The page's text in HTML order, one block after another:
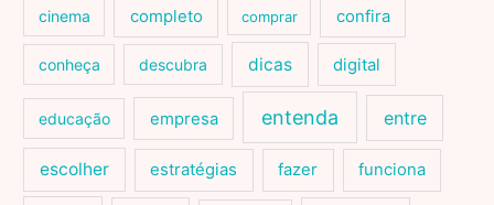
cinema completo comprar confira
conheça descubra dicas digital
educação empresa entenda entre
escolher estratégias fazer funciona